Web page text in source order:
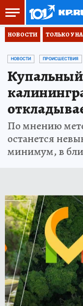
НОВОСТИ ТОЛЬКО У
НОВОСТИ ПРОИСШЕСТВИЯ
Купальный
По мнению
останется
минимум, в